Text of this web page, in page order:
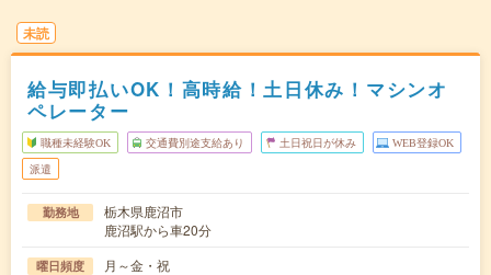
未読
給与即払いOK！高時給！土日休み！マシンオ
ペレーター
職種未経験OK 交通費別途支給あり 土日祝日が休み WEB登録OK
派遣
勤務地
栃木県鹿沼市
鹿沼駅から車20分
曜日頻度 月～金・祝